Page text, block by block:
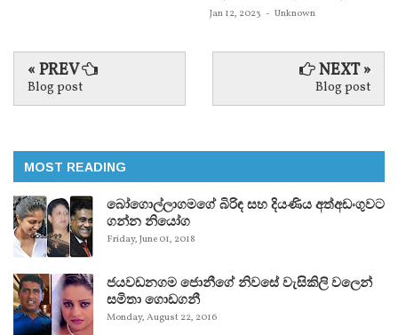
Jan 12, 2023 - Unknown
« PREV
Blog post
NEXT »
Blog post
MOST READING
බෝගොල්ලාගමගේ බිරිඳ සහ දියණිය අත්අඩංගුවට
ගන්න නියෝග
Friday, June 01, 2018
ජයවඩනගම ජොනීගේ නිවසේ වැසිකිලි වලෙන්
සමිතා ගොඩගනී
Monday, August 22, 2016